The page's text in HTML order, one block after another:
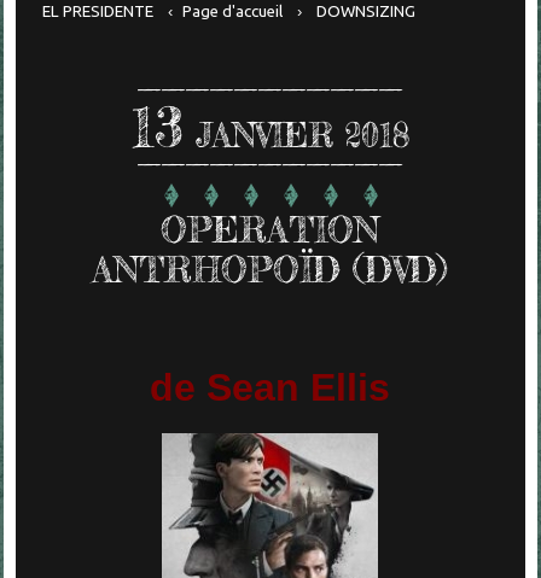
EL PRESIDENTE Page d'accueil DOWNSIZING
13 JANVIER 2018
OPERATION
ANTRHOPOÏD (DVD)
de Sean Ellis